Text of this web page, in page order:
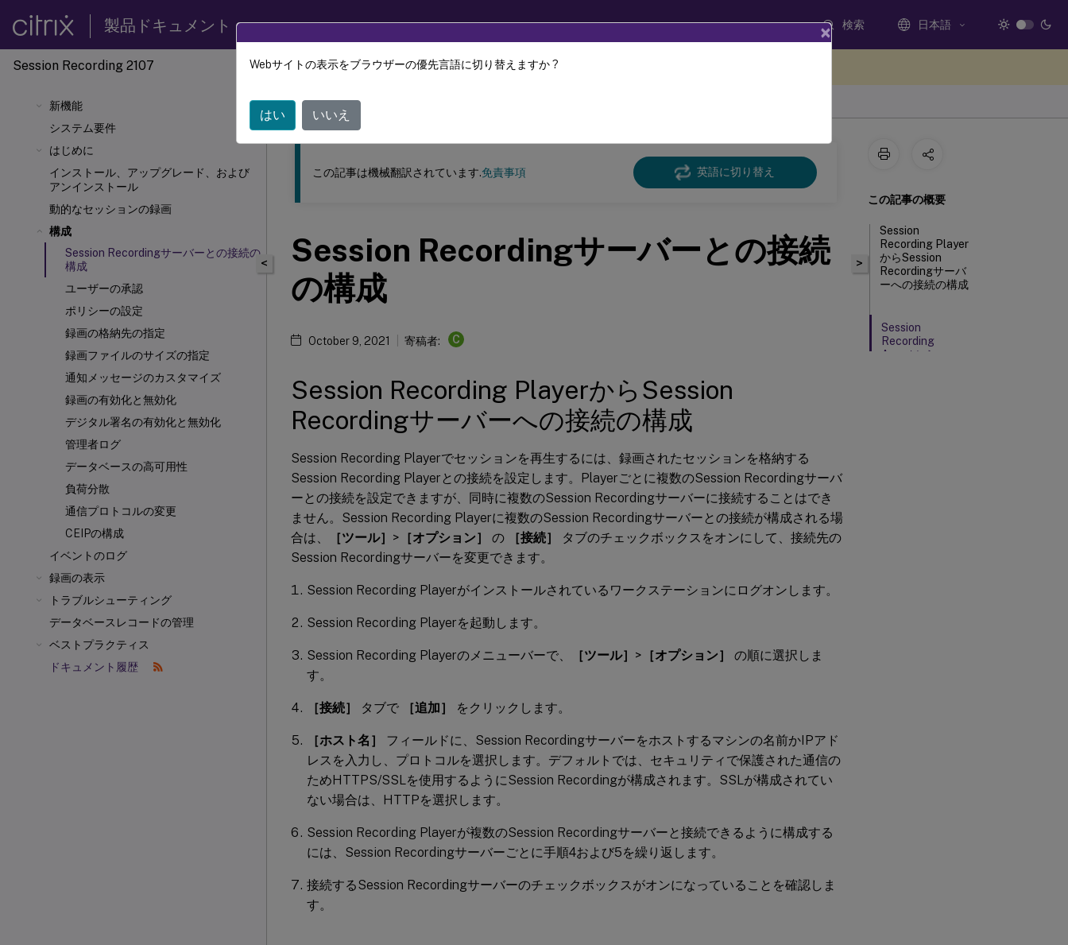
製品ドキュメント 検索 日本語
Session Recording 2107
新機能
システム要件
はじめに
インストール、アップグレード、および
アンインストール
動的なセッションの録画
構成
Session Recordingサーバーとの接続の
構成
ユーザーの承認
ポリシーの設定
録画の格納先の指定
録画ファイルのサイズの指定
通知メッセージのカスタマイズ
録画の有効化と無効化
デジタル署名の有効化と無効化
管理者ログ
データベースの高可用性
負荷分散
通信プロトコルの変更
CEIPの構成
イベントのログ
録画の表示
トラブルシューティング
データベースレコードの管理
ベストプラクティス
ドキュメント履歴
このコンテンツは動的に機械翻訳されています。
Session Recording
<
この記事は機械翻訳されています.免責事項 英語に切り替え
Session Recordingサーバーとの接続
の構成
October 9, 2021 寄稿者: C
Session Recording PlayerからSession
Recordingサーバーへの接続の構成
Session Recording Playerでセッションを再生するには、録画されたセッションを格納する
Session Recording Playerとの接続を設定します。Playerごとに複数のSession Recordingサーバ
ーとの接続を設定できますが、同時に複数のSession Recordingサーバーに接続することはでき
ません。Session Recording Playerに複数のSession Recordingサーバーとの接続が構成される場
合は、
［ツール］ > ［オプション］ の ［接続］
タブのチェックボックスをオンにして、接続先の
Session Recordingサーバーを変更できます。
Session Recording Playerがインストールされているワークステーションにログオンします。
Session Recording Playerを起動します。
Session Recording Playerのメニューバーで、 ［ツール］ > ［オプション］
の順に選択しま
す。
［接続］ タブで ［追加］ をクリックします。
［ホスト名］
フィールドに、Session Recordingサーバーをホストするマシンの名前かIPアド
レスを入力し、プロトコルを選択します。デフォルトでは、セキュリティで保護された通信の
ためHTTPS/SSLを使用するようにSession Recordingが構成されます。SSLが構成されてい
ない場合は、HTTPを選択します。
Session Recording Playerが複数のSession Recordingサーバーと接続できるように構成する
には、Session Recordingサーバーごとに手順4および5を繰り返します。
接続するSession Recordingサーバーのチェックボックスがオンになっていることを確認しま
す。
>
この記事の概要
Session
Recording Player
からSession
Recordingサーバ
ーへの接続の構成
Session
Recording
Agentから
×
Webサイトの表示をブラウザーの優先言語に切り替えますか ?
はい いいえ